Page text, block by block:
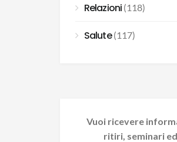
Relazioni (118)
Salute(117)
Vuoi ricevere
ritiri, seminari